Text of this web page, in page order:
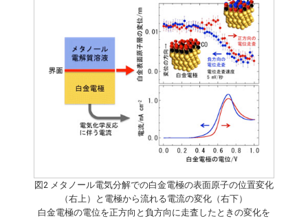
図2 メタノール電気分解での白金電極の表面原子の位置変化
（右上）と電極から流れる電流の変化（右下）
白金電極の電位を正方向と負方向に走査したときの変化を